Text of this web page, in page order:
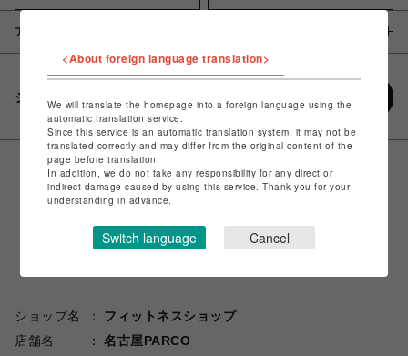
アイテム説明 / 素材
シェアする
ショップ名
フィットネスショップ
店舗名
名古屋PARCO
<About foreign language translation>
We will translate the homepage into a foreign language using the
automatic translation service.
Since this service is an automatic translation system, it may not be
translated correctly and may differ from the original content of the
page before translation.
In addition, we do not take any responsibility for any direct or
indirect damage caused by using this service. Thank you for your
understanding in advance.
Switch language Cancel